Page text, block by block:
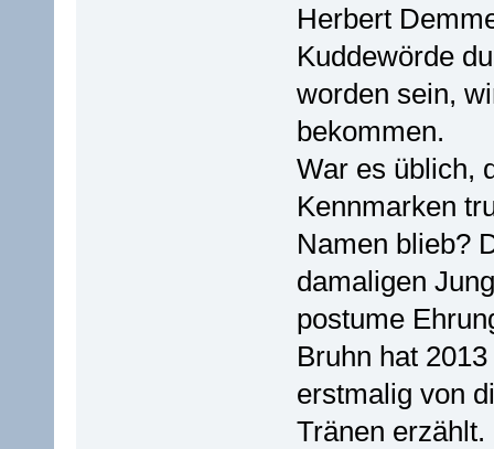
Herbert
Kuddewörde
worden sein,
bekommen.
War es üblich,
Kennmarken
Namen blieb?
damaligen
postume
Bruhn hat
erstmalig von
Tränen